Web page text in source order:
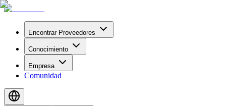
Encontrar Proveedores
Conocimiento
Empresa
Comunidad